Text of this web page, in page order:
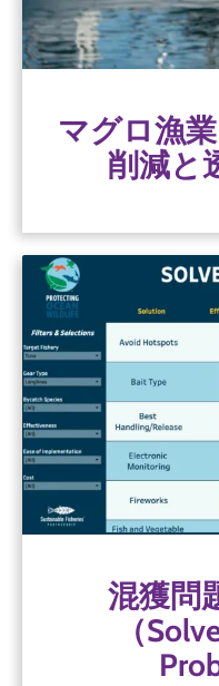
マグロ漁
削減と
購入者は、商業マ
サメ、ウミガメ、
ための行動
詳
混獲問
（
混獲問
（
SFP「混獲問題解決
かご漁業における
ツ